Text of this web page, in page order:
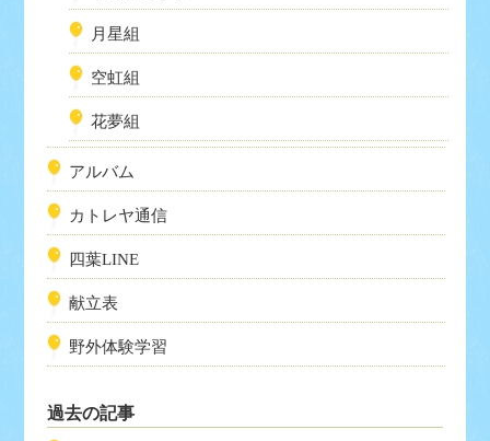
月星組
空虹組
花夢組
アルバム
カトレヤ通信
四葉LINE
献立表
野外体験学習
過去の記事